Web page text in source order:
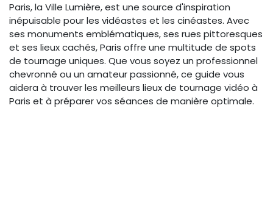
Paris, la Ville Lumière, est une source d'inspiration
inépuisable pour les vidéastes et les cinéastes. Avec
ses monuments emblématiques, ses rues pittoresques
et ses lieux cachés, Paris offre une multitude de spots
de tournage uniques. Que vous soyez un professionnel
chevronné ou un amateur passionné, ce guide vous
aidera à trouver les meilleurs lieux de tournage vidéo à
Paris et à préparer vos séances de manière optimale.